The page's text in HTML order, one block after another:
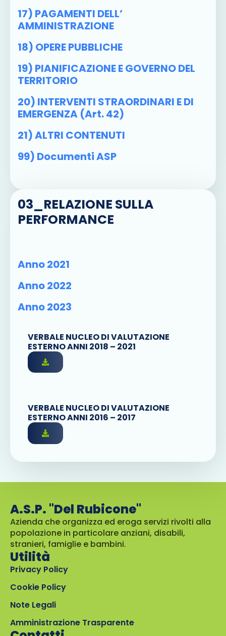
17) PAGAMENTI DELL’
AMMINISTRAZIONE
18) OPERE PUBBLICHE
19) PIANIFICAZIONE E GOVERNO DEL
TERRITORIO
20) INTERVENTI STRAORDINARI E DI
EMERGENZA (art. 42)
21) ALTRI CONTENUTI
99) Documenti ASP
03_RELAZIONE SULLA
PERFORMANCE
Anno 2021
Anno 2022
Anno 2023
VERBALE NUCLEO DI VALUTAZIONE
ESTERNO ANNI 2018 – 2021
VERBALE NUCLEO DI VALUTAZIONE
ESTERNO ANNI 2016 – 2017
A.S.P. "Del Rubicone"
Azienda che organizza ed eroga servizi rivolti alla
popolazione in particolare anziani, disabili,
stranieri, famiglie e bambini.
Utilità
Privacy Policy
Cookie Policy
Note Legali
Amministrazione Trasparente